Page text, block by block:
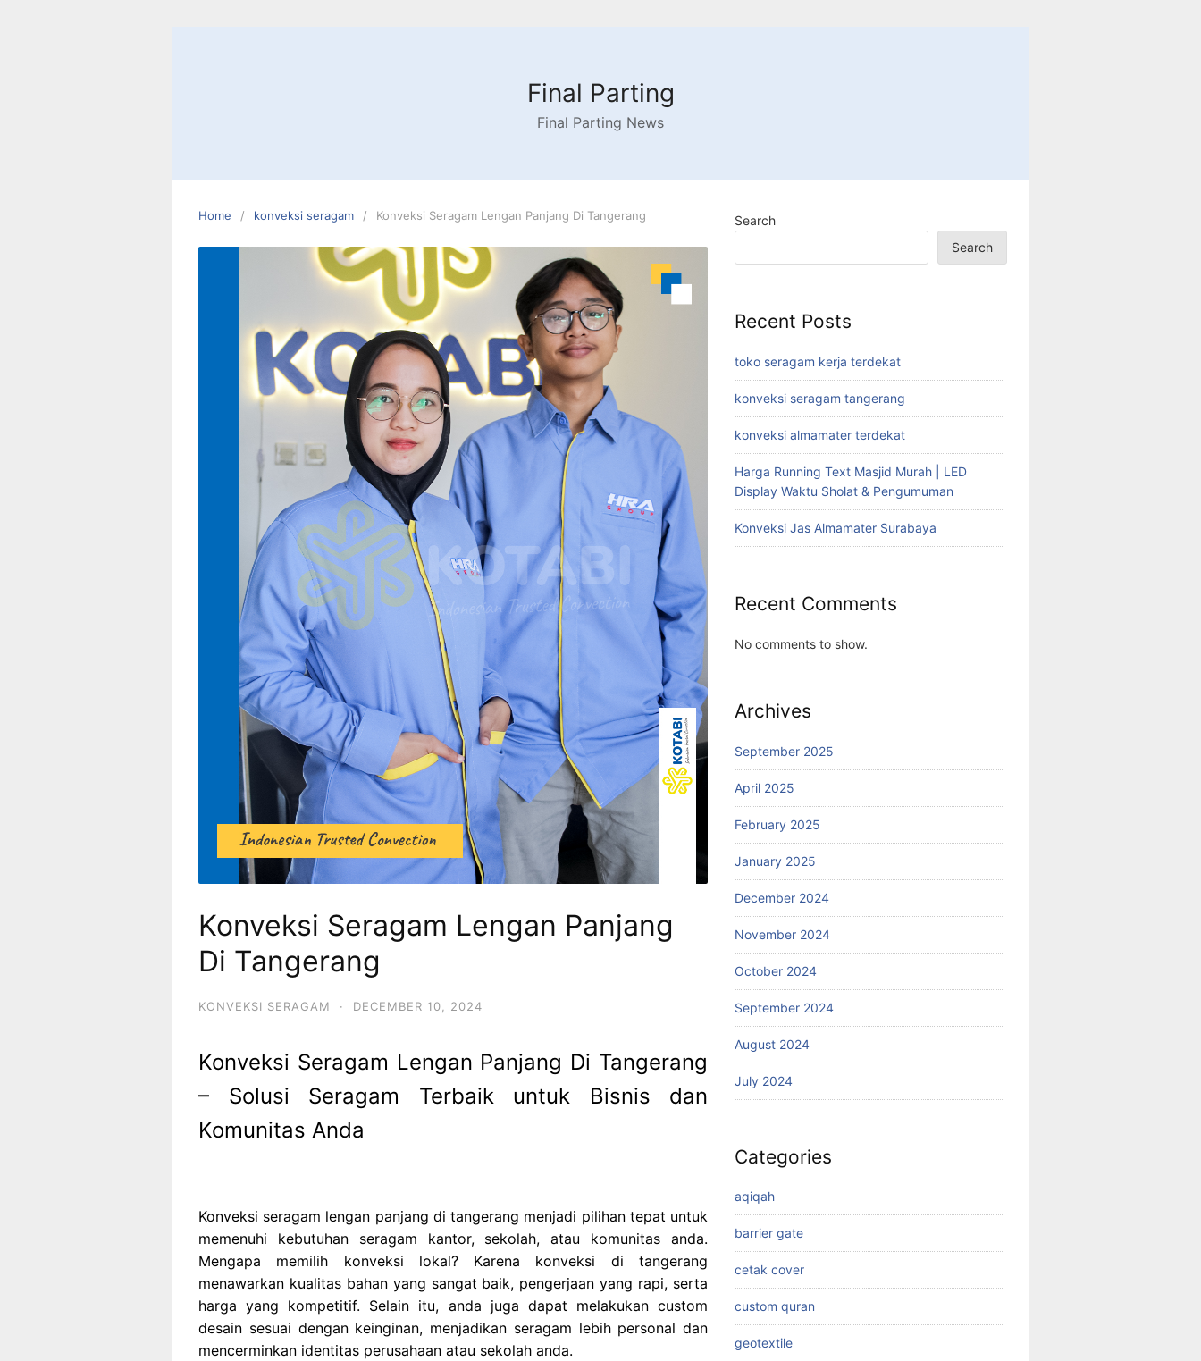
Final Parting
Final Parting News
Home konveksi seragam Konveksi Seragam Lengan Panjang Di Tangerang
Konveksi Seragam Lengan Panjang
Di Tangerang
KONVEKSI SERAGAM · DECEMBER 10, 2024
Konveksi Seragam Lengan Panjang Di Tangerang
– Solusi Seragam Terbaik untuk Bisnis dan
Komunitas Anda
Konveksi seragam lengan panjang di tangerang menjadi pilihan tepat untuk
memenuhi kebutuhan seragam kantor, sekolah, atau komunitas anda.
Mengapa memilih konveksi lokal? Karena konveksi di tangerang
menawarkan kualitas bahan yang sangat baik, pengerjaan yang rapi, serta
harga yang kompetitif. Selain itu, anda juga dapat melakukan custom
desain sesuai dengan keinginan, menjadikan seragam lebih personal dan
mencerminkan identitas perusahaan atau sekolah anda.
Search
Search
Recent Posts
toko seragam kerja terdekat
konveksi seragam tangerang
konveksi almamater terdekat
Harga Running Text Masjid Murah | LED
Display Waktu Sholat & Pengumuman
Konveksi Jas Almamater Surabaya
Recent Comments
No comments to show.
Archives
September 2025
April 2025
February 2025
January 2025
December 2024
November 2024
October 2024
September 2024
August 2024
July 2024
Categories
aqiqah
barrier gate
cetak cover
custom quran
geotextile